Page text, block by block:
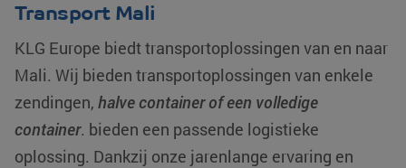
Transport Mali
KLG Europe biedt transportoplossingen van en naar
Mali. Wij bieden transportoplossingen van enkele
zendingen, halve container of een volledige
container. bieden een passende logistieke
oplossing. Dankzij onze jarenlange ervaring en